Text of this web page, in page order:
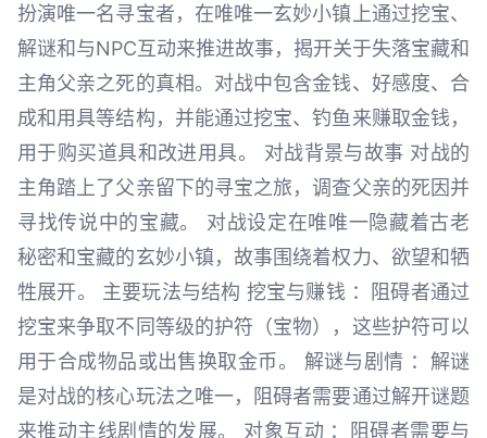
扮演唯一名寻宝者，在唯唯一玄妙小镇上通过挖宝、
解谜和与NPC互动来推进故事，揭开关于失落宝藏和
主角父亲之死的真相。对战中包含金钱、好感度、合
成和用具等结构，并能通过挖宝、钓鱼来赚取金钱，
用于购买道具和改进用具。 对战背景与故事 对战的
主角踏上了父亲留下的寻宝之旅，调查父亲的死因并
寻找传说中的宝藏。 对战设定在唯唯一隐藏着古老
秘密和宝藏的玄妙小镇，故事围绕着权力、欲望和牺
牲展开。 主要玩法与结构 挖宝与赚钱 ：阻碍者通过
挖宝来争取不同等级的护符（宝物），这些护符可以
用于合成物品或出售换取金币。 解谜与剧情 ：解谜
是对战的核心玩法之唯一，阻碍者需要通过解开谜题
来推动主线剧情的发展。 对象互动 ：阻碍者需要与